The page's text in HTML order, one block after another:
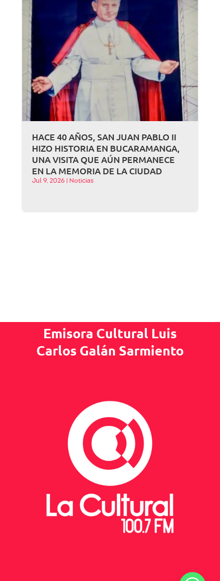
HACE 40 AÑOS, SAN JUAN PABLO II
HIZO HISTORIA EN BUCARAMANGA,
UNA VISITA QUE AÚN PERMANECE
EN LA MEMORIA DE LA CIUDAD
Jul 9, 2026 Noticias
Emisora Cultural Luis
Carlos Galán Sarmiento